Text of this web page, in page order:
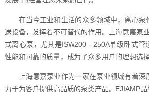
在当今工业和生活的众多领域中，离心泵
送设备，发挥着不可替代的作用。上海意嘉泵
式离心泵，尤其是ISW200 - 250A单级卧式管
性能和可靠的质量，成为了众多用户的理想选择
上海意嘉泵业作为一家在泵业领域有着
力于为客户提供高品质的泵类产品。EJIAMP